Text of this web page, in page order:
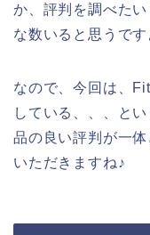
か、評判を調べた
な数いると思うです
なので、今回は、
している、、、と
品の良い評判が一
いただきますね♪